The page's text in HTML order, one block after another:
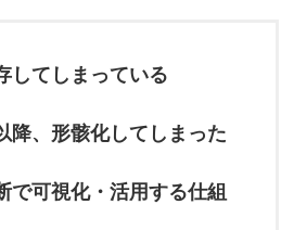
してしまっている
降、形骸化してしまった
で可視化・活用する仕組